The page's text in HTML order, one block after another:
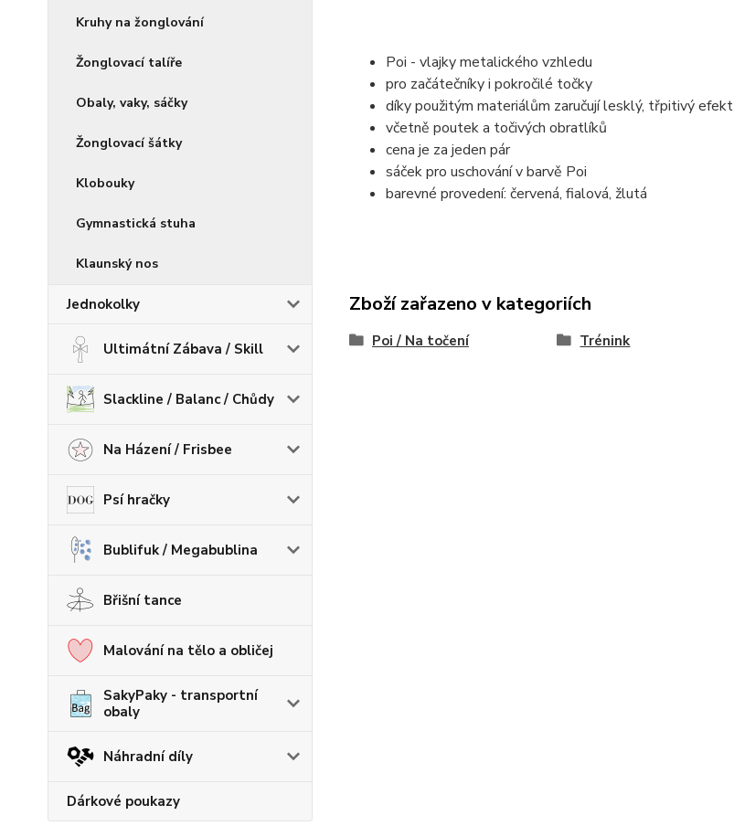
Kruhy na žonglování
Žonglovací talíře
Obaly, vaky, sáčky
Žonglovací šátky
Klobouky
Gymnastická stuha
Klaunský nos
Jednokolky
Ultimátní Zábava / Skill
Slackline / Balanc / Chůdy
Na Házení / Frisbee
Psí hračky
Bublifuk / Megabublina
Břišní tance
Malování na tělo a obličej
SakyPaky - transportní
obaly
Náhradní díly
Dárkové poukazy
Poi - vlajky metalického vzhledu
pro začátečníky i pokročilé točky
díky použitým materiálům zaručují lesklý, třpitivý efekt
včetně poutek a točivých obratlíků
cena je za jeden pár
sáček pro uschování v barvě Poi
barevné provedení: červená, fialová, žlutá
Zboží zařazeno v kategoriích
Poi / Na točení Trénink